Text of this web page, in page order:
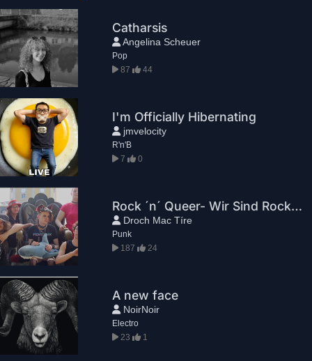
Catharsis
Angelina Scheuer
Pop
87
44
I'm Officially Hibernating
jmvelocity
R'n'B
7
0
Rock ´n´ Queer- Wir Sind Rock ´n´ Queer
Droch Mac Tíre
Punk
187
24
A new face
NoirNoir
Electro
23
1